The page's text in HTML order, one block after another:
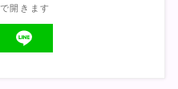
開きます